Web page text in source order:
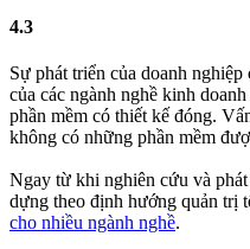
4.3​
Sự phát triển của doanh
của các ngành nghề kinh
phần mềm có thiết kế đóng.
không có những phần mềm
Ngay từ khi nghiên cứu và phát
dựng theo định hướng quản trị
cho nhiều ngành nghề.